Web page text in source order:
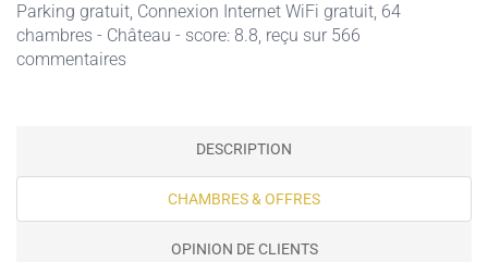
Parking gratuit, Connexion Internet WiFi gratuit, 64
chambres - Château - score: 8.8, reçu sur 566
commentaires
DESCRIPTION
CHAMBRES & OFFRES
OPINION DE CLIENTS